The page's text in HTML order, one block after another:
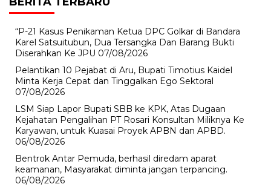
“P-21 Kasus Penikaman Ketua DPC Golkar di Bandara
Karel Satsuitubun, Dua Tersangka Dan Barang Bukti
Diserahkan Ke JPU 07/08/2026
Pelantikan 10 Pejabat di Aru, Bupati Timotius Kaidel
Minta Kerja Cepat dan Tinggalkan Ego Sektoral
07/08/2026
LSM Siap Lapor Bupati SBB ke KPK, Atas Dugaan
Kejahatan Pengalihan PT Rosari Konsultan Miliknya Ke
Karyawan, untuk Kuasai Proyek APBN dan APBD.
06/08/2026
Bentrok Antar Pemuda, berhasil diredam aparat
keamanan, Masyarakat diminta jangan terpancing.
06/08/2026